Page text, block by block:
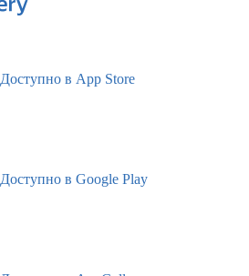
Доступно в App Store
Доступно в Google Play